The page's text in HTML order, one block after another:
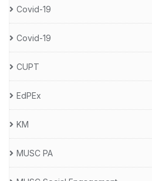
Covid-19
Covid-19
CUPT
EdPEx
KM
MUSC PA